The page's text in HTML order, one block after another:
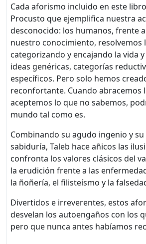
Cada aforismo incluido en este
Procusto que ejemplifica nuestra
desconocido: los humanos, frente
nuestro conocimiento, resolvemos
categorizando y encajando la vida
ideas genéricas, categorías
específicos. Pero solo hemos
reconfortante. Cuando abracemos
aceptemos lo que no sabemos,
mundo tal como es.
Combinando su agudo ingenio y
sabiduría, Taleb hace añicos las
confronta los valores clásicos del
la erudición frente a las
la ñoñería, el filisteísmo y la
Divertidos e irreverentes, estos
desvelan los autoengaños con los
pero que nunca antes habíamos